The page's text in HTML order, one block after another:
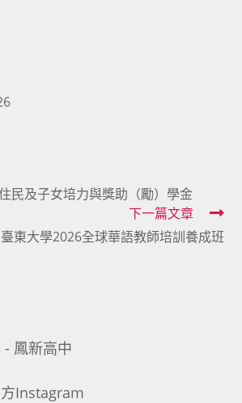
民及子女培力與獎助（勵）學金
下一篇文章
臺東大學2026全球華語教師培訓養成班
- 鳳新高中
Instagram